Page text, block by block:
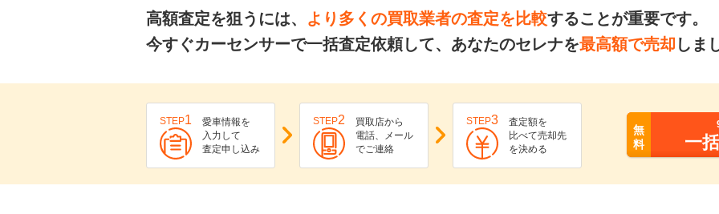
高額査定を狙うには、 より多くの買取業者の査定を比較することが重要です。
今すぐカーセンサーで一括査定依頼して、あなたのセレナを最高額で売却 しま
STEP1
愛車情報を
入力して
査定申し込み
STEP2
買取店から
電話、メール
でご連絡
STEP3
査定額を
比べて売却先
を決める
無
料
一